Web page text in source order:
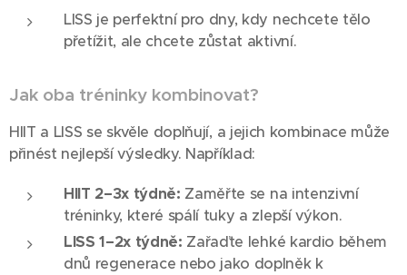
LISS je perfektní pro dny, kdy nechcete tělo
přetížit, ale chcete zůstat aktivní.
Jak oba tréninky kombinovat?
HIIT a LISS se skvěle doplňují, a jejich kombinace může
přinést nejlepší výsledky. Například:
HIIT 2–3x týdně: Zaměřte se na intenzivní
tréninky, které spálí tuky a zlepší výkon.
LISS 1–2x týdně: Zařaďte lehké kardio během
dnů regenerace nebo jako doplněk k